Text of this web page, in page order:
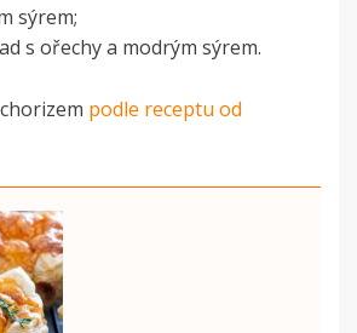
sýrem;
s ořechy a modrým sýrem.
podle receptu od